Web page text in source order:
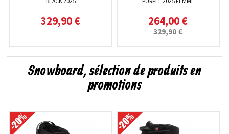
329,90 € 264,00 €
329,90 €
Snowboard, sélection de produits en
promotions